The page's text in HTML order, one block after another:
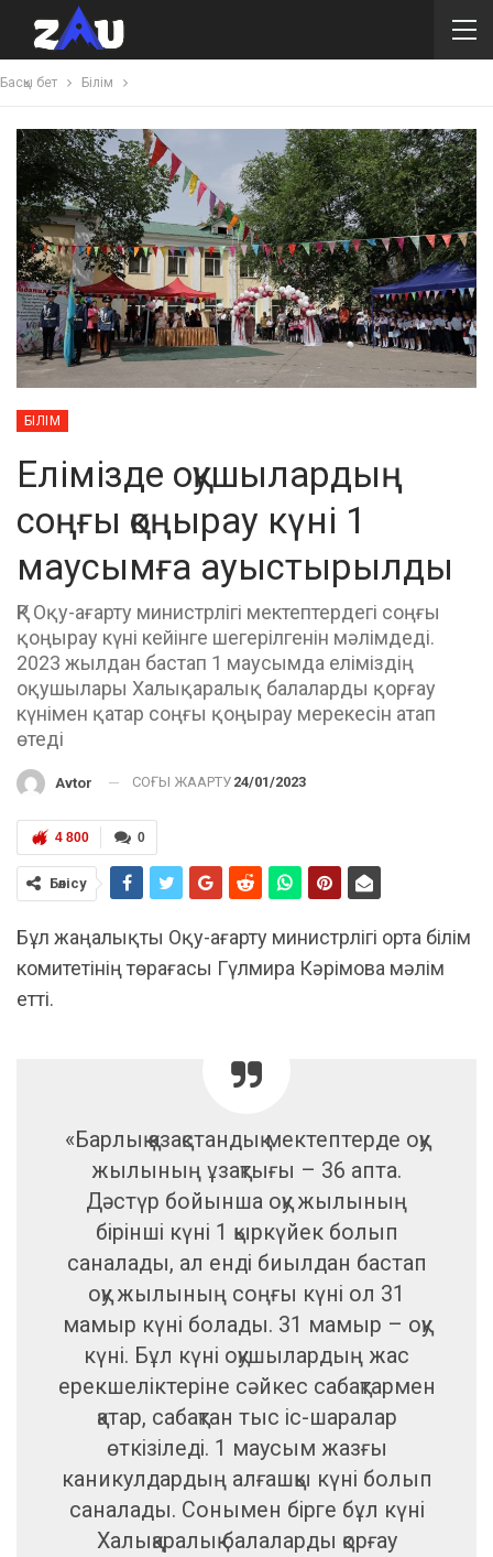
Басқы бет Білім
БІЛІМ
Елімізде оқушылардың
соңғы қоңырау күні 1
маусымға ауыстырылды
ҚР Оқу-ағарту министрлігі мектептердегі соңғы
қоңырау күні кейінге шегерілгенін мәлімдеді.
2023 жылдан бастап 1 маусымда еліміздің
оқушылары Халықаралық балаларды қорғау
күнімен қатар соңғы қоңырау мерекесін атап
өтеді
Avtor СОҢҒЫ ЖАҢАРТУ 24/01/2023
0
4 800
Бөлісу
Бұл жаңалықты Оқу-ағарту министрлігі орта білім
комитетінің төрағасы Гүлмира Кәрімова мәлім
етті.
«Барлық қазақстандық мектептерде оқу
жылының ұзақтығы – 36 апта.
Дәстүр бойынша оқу жылының
бірінші күні 1 қыркүйек болып
саналады, ал енді биылдан бастап
оқу жылының соңғы күні ол 31
мамыр күні болады. 31 мамыр – оқу
күні. Бұл күні оқушылардың жас
ерекшеліктеріне сәйкес сабақтармен
қатар, сабақтан тыс іс-шаралар
өткізіледі. 1 маусым жазғы
каникулдардың алғашқы күні болып
саналады. Сонымен бірге бұл күні
Халықаралық балаларды қорғау